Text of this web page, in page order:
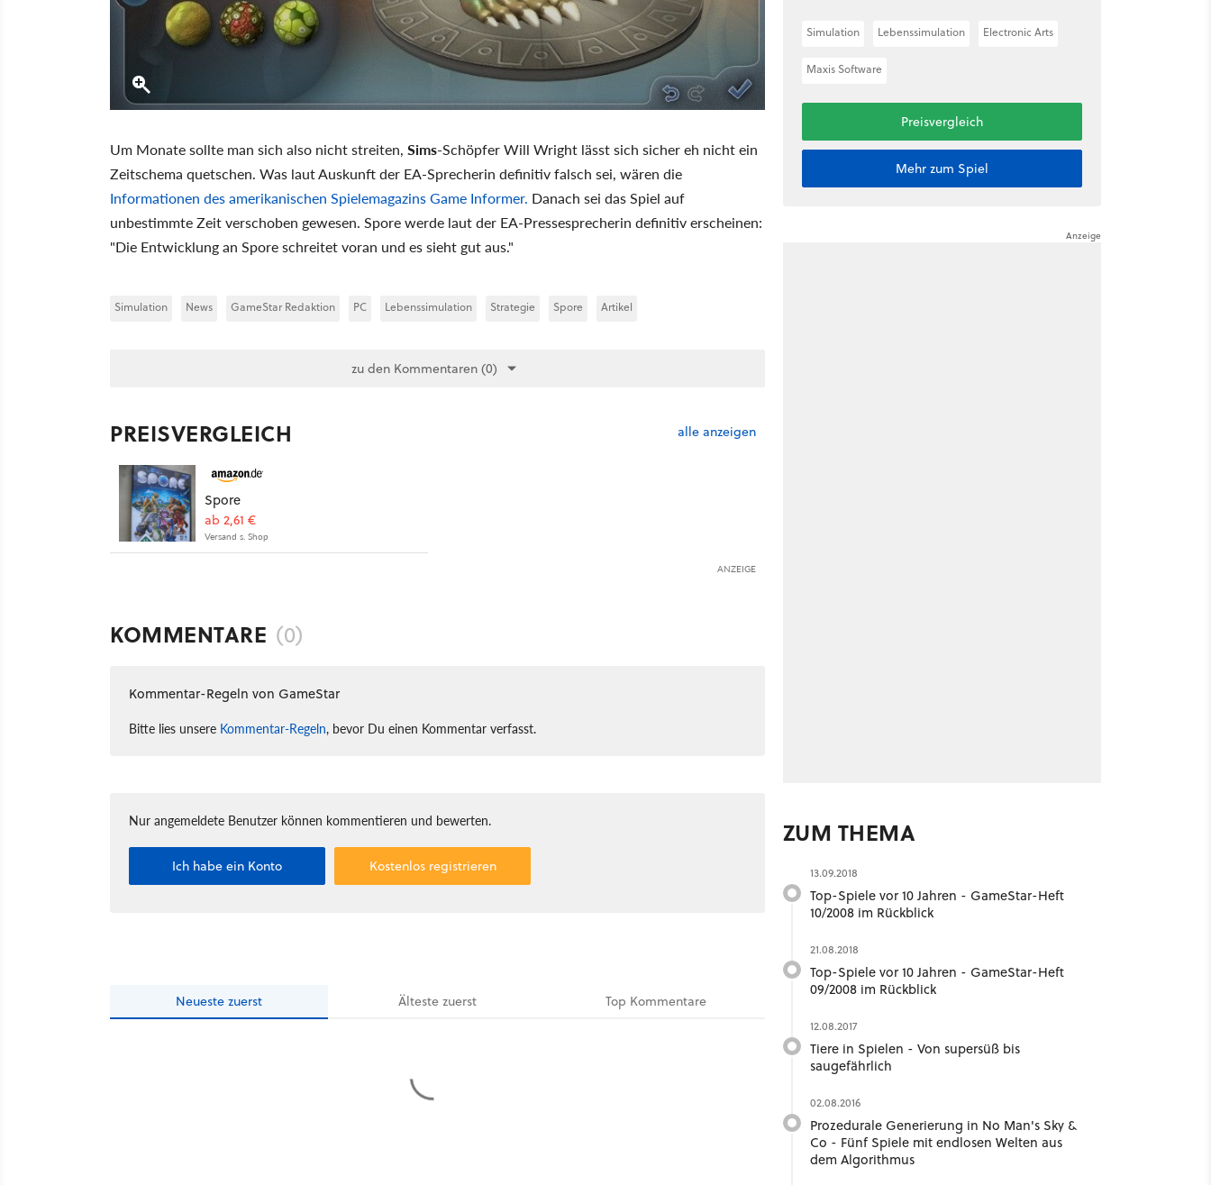
Um Monate sollte man sich also nicht streiten, Sims-Schöpfer Will Wright lässt sich sicher eh nicht ein
Zeitschema quetschen. Was laut Auskunft der EA-Sprecherin definitiv falsch sei, wären die
Informationen des amerikanischen Spielemagazins Game Informer. Danach sei das Spiel auf
unbestimmte Zeit verschoben gewesen. Spore werde laut der EA-Pressesprecherin definitiv erscheinen:
"Die Entwicklung an Spore schreitet voran und es sieht gut aus."
Simulation News GameStar Redaktion PC Lebenssimulation Strategie Spore Artikel
zu den Kommentaren (0)
PREISVERGLEICH alle anzeigen
Spore
ab 2,61 €
Versand s. Shop
ANZEIGE
KOMMENTARE (0)
Kommentar-Regeln von GameStar
Bitte lies unsere Kommentar-Regeln, bevor Du einen Kommentar verfasst.
Nur angemeldete Benutzer können kommentieren und bewerten.
Ich habe ein Konto Kostenlos registrieren
Neueste zuerst Ältestezuerst Top Kommentare
Simulation Lebenssimulation Electronic Arts
Maxis Software
Preisvergleich
Mehr zum Spiel
ZUM THEMA
13.09.2018
Top-Spiele vor 10 Jahren - GameStar-Heft
10/2008 im Rückblick
21.08.2018
Top-Spiele vor 10 Jahren - GameStar-Heft
09/2008 im Rückblick
12.08.2017
Tiere in Spielen - Von supersüß bis
saugefährlich
02.08.2016
Prozedurale Generierung in No Man's Sky &
Co - Fünf Spiele mit endlosen Welten aus
dem Algorithmus